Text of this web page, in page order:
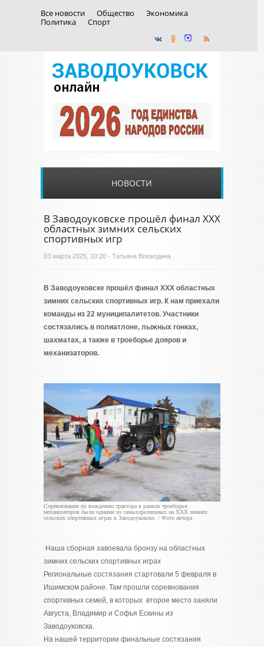
Все новости Общество
Экономика
Политика
Спорт
НОВОСТИ
В Заводоуковске прошёл финал ХХХ
областных зимних сельских
спортивных игр
03 марта 2025, 10:20 - Татьяна Воеводина
В Заводоуковске прошёл финал ХХХ областных
зимних сельских спортивных игр. К нам приехали
команды из 22 муниципалитетов. Участники
состязались в полиатлоне, лыжных гонках,
шахматах, а также в троеборье дояров и
механизаторов.
Соревнования по вождению трактора в рамках троеборья
механизаторов были одними из самыхзрелищных на ХХХ зимних
сельских спортивных играх в Заводоуковске. / Фото автора
Наша сборная завоевала бронзу на областных
зимних сельских спортивных играх
Региональные состязания стартовали 5 февраля в
Ишимском районе. Там прошли соревнования
спортивных семей, в которых второе место заняли
Августа, Владимир и Софья Ескины из
Заводоуковска.
На нашей территории финальные состязания